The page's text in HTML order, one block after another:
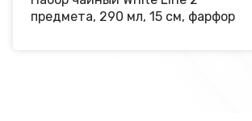
предмета, 290 мл, 15 см, фарфор